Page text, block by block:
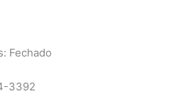
Fechado
3392